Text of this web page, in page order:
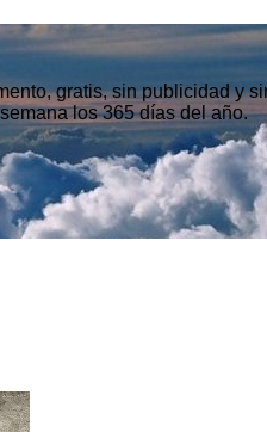
gratis, sin publicidad y
los 365 días del año.